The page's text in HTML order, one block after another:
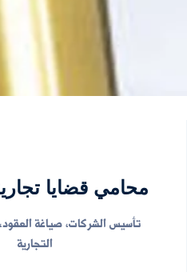
محامي قضايا
تأسيس الشركات، صياغة العقود،
التجارية